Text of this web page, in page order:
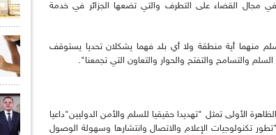
مجال القضاء على التطرف والتي تضعها الجزائر في خدمة
منهما أية منطقة ولا أي بلد فهما يشكلان تحديا يستوقف
السلم والتسامح والتفتح والحوار والتعاون التي تجمعنا".
الأولى تمثل "تهديدا حقيقيا للسلم والأمن الدوليين"داعيا
تكنولوجيات الإعلام والاتصال وانتشارها وسهولة الوصول